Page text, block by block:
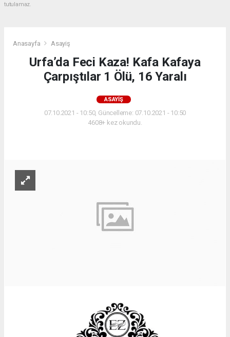
tutulamaz.
Anasayfa Asayiş
Urfa’da Feci Kaza! Kafa Kafaya
Çarpıştılar 1 Ölü, 16 Yaralı
ASAYIŞ
07.10.2021 - 10:50, Güncelleme: 07.10.2021 - 10:50
4608+ kez okundu.